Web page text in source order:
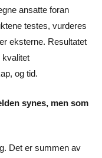
ansatte foran
testes, vurderes
eksterne. Resultatet
og tid.
synes, men som
Det er summen av